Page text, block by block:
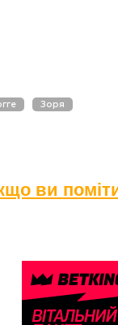
Зоря
ви